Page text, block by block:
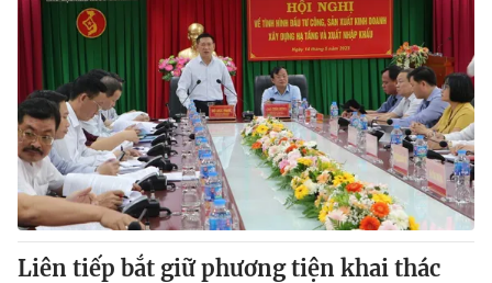
Liên tiếp bắt giữ phương tiện khai thác